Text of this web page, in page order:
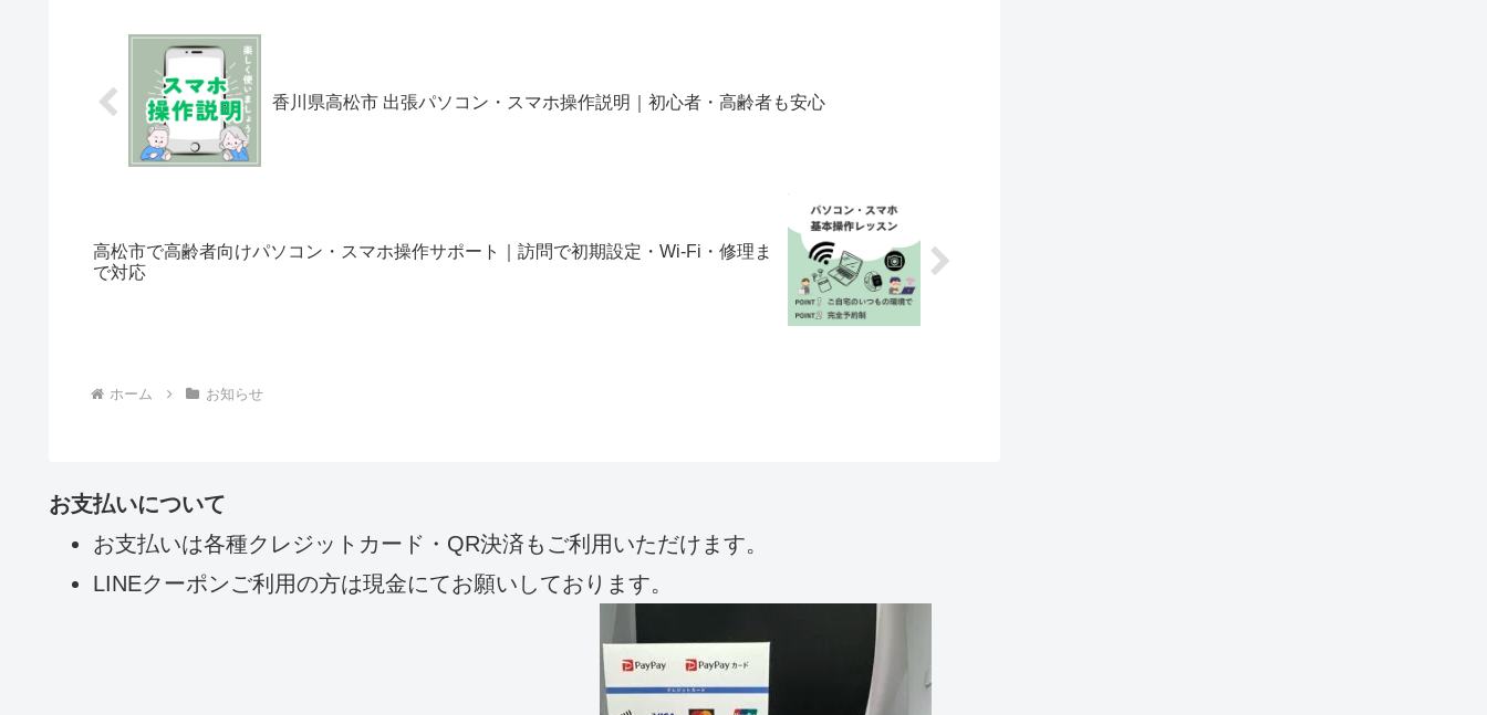
香川県高松市 出張パソコン・スマホ操作説明｜初心者・高齢者も安心
高松市で高齢者向けパソコン・スマホ操作サポート｜訪問で初期設定・Wi-Fi・修理ま
で対応
ホーム お知らせ
お支払いについて
お支払いは各種クレジットカード・QR決済もご利用いただけます。
LINEクーポンご利用の方は現金にてお願いしております。